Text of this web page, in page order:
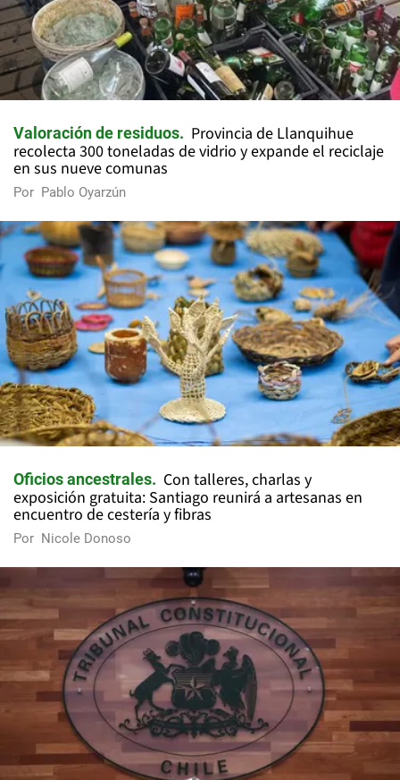
Valoración de residuos
Provincia de Llanquihue
recolecta 300 toneladas de vidrio y expande el reciclaje
en sus nueve comunas
Por Pablo Oyarzún
Oficios ancestrales
Con talleres, charlas y
exposición gratuita: Santiago reunirá a artesanas en
encuentro de cestería y fibras
Por Nicole Donoso